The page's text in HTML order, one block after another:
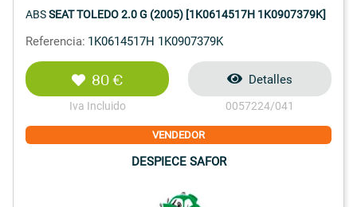
ABSSEAT TOLEDO 2.0 G (2005) [1K0614517H 1K0907379K]
Referencia: 1K0614517H 1K0907379K
80 €
Iva Incluido
Detalles
0057224/041
VENDEDOR
DESPIECE SAFOR